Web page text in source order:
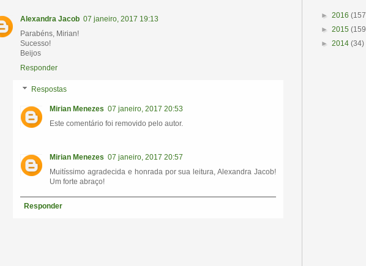
Alexandra Jacob 07 janeiro, 2017 19:13
Parabéns, Mirian!
Sucesso!
Beijos
Responder
Respostas
Mirian Menezes 07 janeiro, 2017 20:53
Este comentário foi removido pelo autor.
Mirian Menezes 07 janeiro, 2017 20:57
Muitíssimo agradecida e honrada por sua leitura, Alexandra Jacob!
Um forte abraço!
Responder
► 2016
► 2015
► 2014 (34)